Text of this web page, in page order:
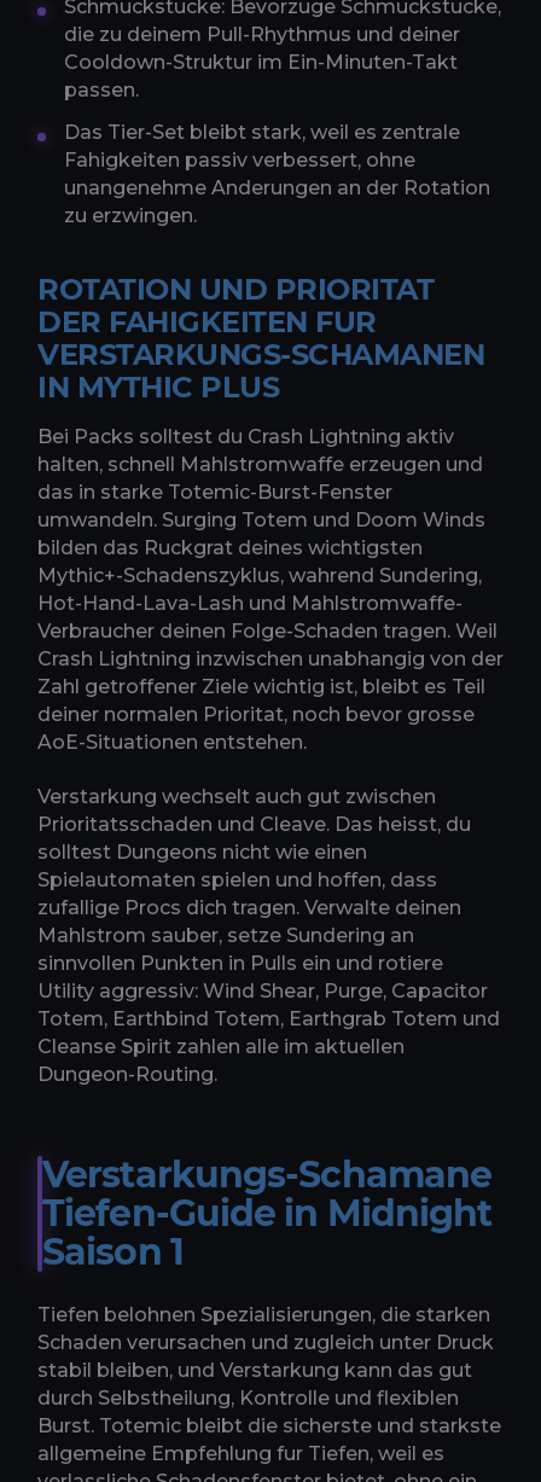
Schmuckstucke: Bevorzuge Schmuckstucke,
die zu deinem Pull-Rhythmus und deiner
Cooldown-Struktur im Ein-Minuten-Takt
passen.
Das Tier-Set bleibt stark, weil es zentrale
Fahigkeiten passiv verbessert, ohne
unangenehme Anderungen an der Rotation
zu erzwingen.
ROTATION UND PRIORITAT
DER FAHIGKEITEN FUR
VERSTARKUNGS-SCHAMANEN
IN MYTHIC PLUS
Bei Packs solltest du Crash Lightning aktiv
halten, schnell Mahlstromwaffe erzeugen und
das in starke Totemic-Burst-Fenster
umwandeln. Surging Totem und Doom Winds
bilden das Ruckgrat deines wichtigsten
Mythic+-Schadenszyklus, wahrend Sundering,
Hot-Hand-Lava-Lash und Mahlstromwaffe-
Verbraucher deinen Folge-Schaden tragen. Weil
Crash Lightning inzwischen unabhangig von der
Zahl getroffener Ziele wichtig ist, bleibt es Teil
deiner normalen Prioritat, noch bevor grosse
AoE-Situationen entstehen.
Verstarkung wechselt auch gut zwischen
Prioritatsschaden und Cleave. Das heisst, du
solltest Dungeons nicht wie einen
Spielautomaten spielen und hoffen, dass
zufallige Procs dich tragen. Verwalte deinen
Mahlstrom sauber, setze Sundering an
sinnvollen Punkten in Pulls ein und rotiere
Utility aggressiv: Wind Shear, Purge, Capacitor
Totem, Earthbind Totem, Earthgrab Totem und
Cleanse Spirit zahlen alle im aktuellen
Dungeon-Routing.
Verstarkungs-Schamane
Tiefen-Guide in Midnight
Saison 1
Tiefen belohnen Spezialisierungen, die starken
Schaden verursachen und zugleich unter Druck
stabil bleiben, und Verstarkung kann das gut
durch Selbstheilung, Kontrolle und flexiblen
Burst. Totemic bleibt die sicherste und starkste
allgemeine Empfehlung fur Tiefen, weil es